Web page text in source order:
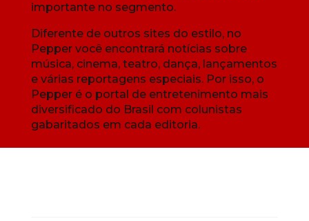
importante no segmento.
Diferente de outros sites do estilo, no
Pepper você encontrará notícias sobre
música, cinema, teatro, dança, lançamentos
e várias reportagens especiais. Por isso, o
Pepper é o portal de entretenimento mais
diversificado do Brasil com colunistas
gabaritados em cada editoria.